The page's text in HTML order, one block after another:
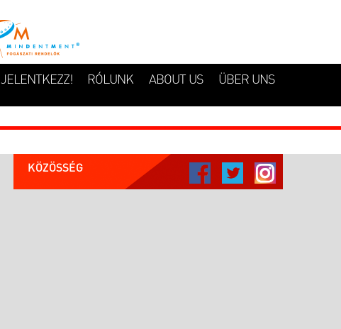
JELENTKEZZ! RÓLUNK ABOUT US ÜBER UNS
KÖZÖSSÉG